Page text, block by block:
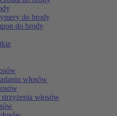
do brody
do brody
włosów
włosów